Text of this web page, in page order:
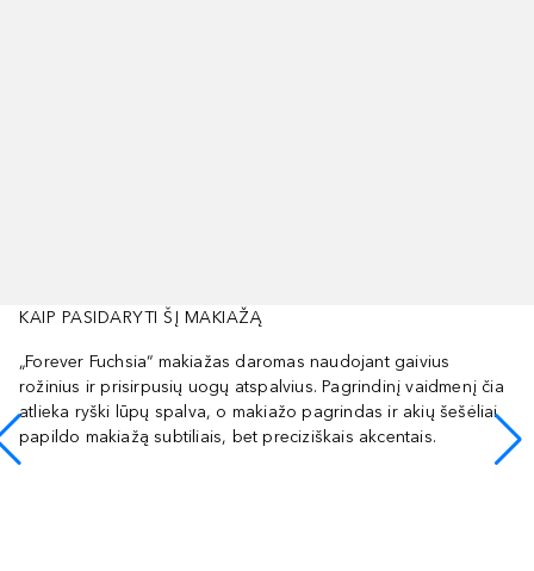
KAIP PASIDARYTI ŠĮ MAKIAŽĄ
„Forever Fuchsia“ makiažas daromas naudojant gaivius
rožinius ir prisirpusių uogų atspalvius. Pagrindinį vaidmenį čia
atlieka ryški lūpų spalva, o makiažo pagrindas ir akių šešėliai
papildo makiažą subtiliais, bet preciziškais akcentais.